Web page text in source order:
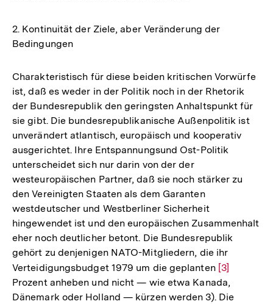
2. Kontinuität der Ziele, aber Veränderung der
Bedingungen
Charakteristisch für diese beiden kritischen Vorwürfe
ist, daß es weder in der Politik noch in der Rhetorik
der Bundesrepublik den geringsten Anhaltspunkt für
sie gibt. Die bundesrepublikanische Außenpolitik ist
unverändert atlantisch, europäisch und kooperativ
ausgerichtet. Ihre Entspannungsund Ost-Politik
unterscheidet sich nur darin von der der
westeuropäischen Partner, daß sie noch stärker zu
den Vereinigten Staaten als dem Garanten
westdeutscher und Westberliner Sicherheit
hingewendet ist und den europäischen Zusammenhalt
eher noch deutlicher betont. Die Bundesrepublik
gehört zu denjenigen NATO-Mitgliedern, die ihr
Verteidigungsbudget 1979 um die geplanten Zur
Auflösung
der
[3]
Prozent anheben und nicht — wie etwa Kanada,
Dänemark oder Holland — kürzen werden 3). Die